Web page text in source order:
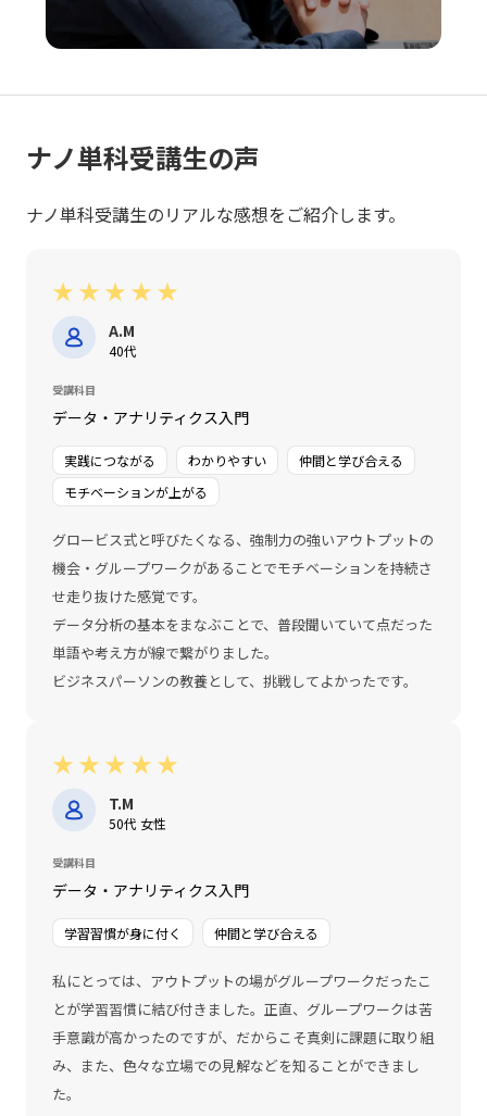
を確立することが今後の成功に直結すると言えるでしょ
ナノ単科受講生の声
ナノ単科受講生のリアルな感想をご紹介します。
★ ★ ★ ★ ★
A.M
40代
受講科目
データ・アナリティクス入門
実践につながる わかりやすい
仲間と学び合える
モチベーションが上がる
グロービス式と呼びたくなる、強制力の強いアウトプットの
機会・グループワークがあることでモチベーションを持続さ
せ走り抜けた感覚です。
データ分析の基本をまなぶことで、普段聞いていて点だった
単語や考え方が線で繋がりました。
ビジネスパーソンの教養として、挑戦してよかったです。
★ ★ ★ ★ ★
T.M
50代 女性
受講科目
データ・アナリティクス入門
学習習慣が身に付く 仲間と学び合える
私にとっては、アウトプットの場がグループワークだったこ
とが学習習慣に結び付きました。正直、グループワークは苦
手意識が高かったのですが、だからこそ真剣に課題に取り組
み、また、色々な立場での見解などを知ることができまし
た。